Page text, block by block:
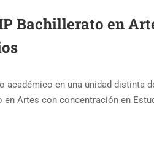
Bachillerato en
académico en una unidad distinta
en Artes con concentración en